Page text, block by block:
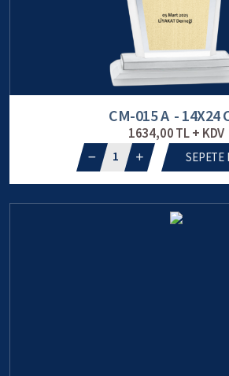
CM-015 A - 14X24
1634,00 TL + KDV
1 SEPETE